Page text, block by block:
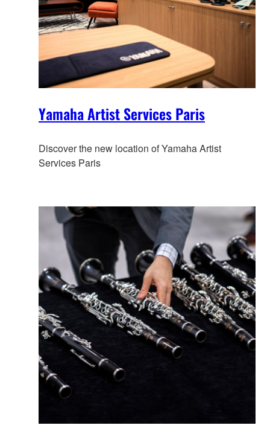
Yamaha Artist Services Paris
Discover the new location of Yamaha Artist
Services Paris